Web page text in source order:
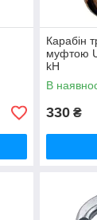
Карабін
муфтою
kH
В
330 ₴